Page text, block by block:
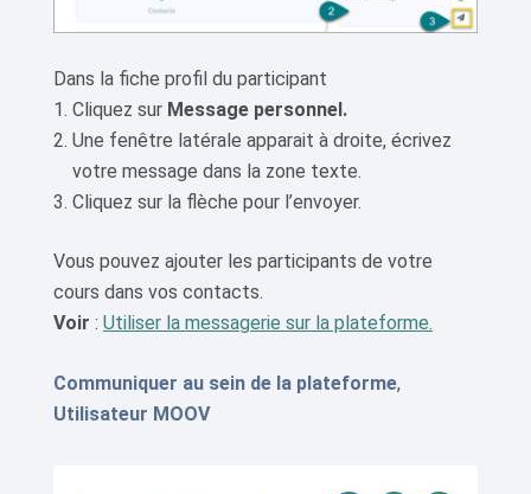
Dans la fiche profil du participant
Cliquez sur Message personnel.
Une fenêtre latérale apparait à droite, écrivez
votre message dans la zone texte.
Cliquez sur la flèche pour l’envoyer.
Vous pouvez ajouter les participants de votre
cours dans vos contacts.
Voir : Utiliser la messagerie sur la plateforme.
Communiquer au sein de la plateforme,
Utilisateur MOOV